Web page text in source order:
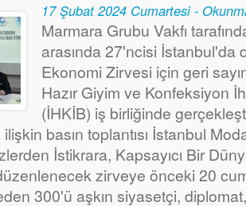
17 Şubat 2024 Cumartesi -
Marmara Grubu Vakfı
arasında 27'ncisi
Ekonomi Zirvesi için geri
Hazır Giyim ve Konfeksiyon
(İHKİB) iş birliğinde
ilişkin basın toplantısı İstanbul
İstikrara, Kapsayıcı Bir
zirveye önceki 20
300'ü aşkın siyasetçi,